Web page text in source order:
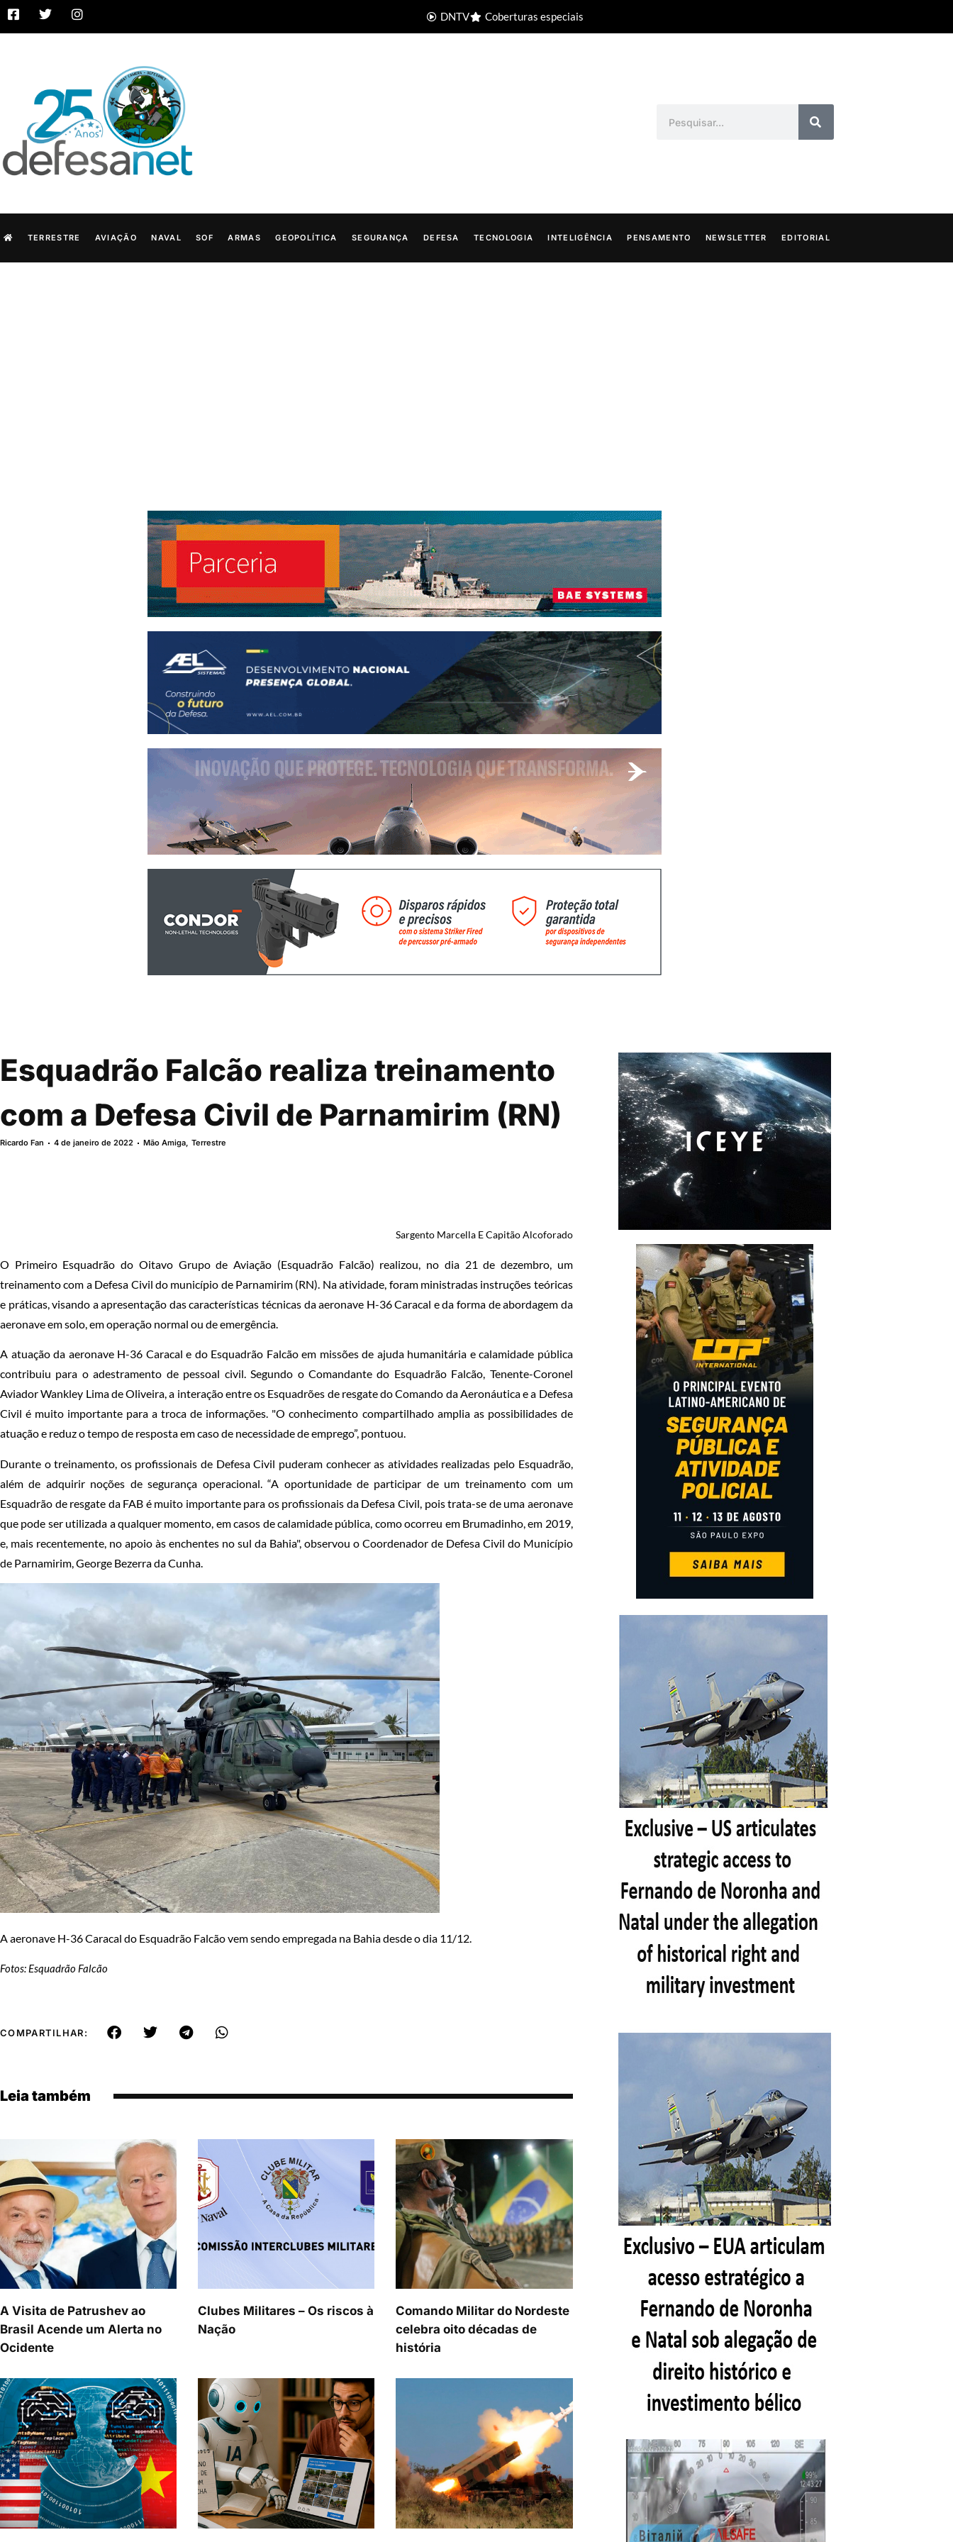
DNTV Coberturas especiais
TERRESTRE AVIAÇÃO NAVAL SOF ARMAS GEOPOLÍTICA SEGURANÇA DEFESA TECNOLOGIA INTELIGÊNCIA PENSAMENTO NEWSLETTER EDITORIAL
Esquadrão Falcão realiza treinamento
com a Defesa Civil de Parnamirim (RN)
Ricardo Fan 4 de janeiro de 2022 Mão Amiga,Terrestre
Sargento Marcella E Capitão Alcoforado
O Primeiro Esquadrão do Oitavo Grupo de Aviação (Esquadrão Falcão) realizou, no dia 21 de dezembro, um
treinamento com a Defesa Civil do município de Parnamirim (RN). Na atividade, foram ministradas instruções teóricas
e práticas, visando a apresentação das características técnicas da aeronave H-36 Caracal e da forma de abordagem da
aeronave em solo, em operação normal ou de emergência.
A atuação da aeronave H-36 Caracal e do Esquadrão Falcão em missões de ajuda humanitária e calamidade pública
contribuiu para o adestramento de pessoal civil. Segundo o Comandante do Esquadrão Falcão, Tenente-Coronel
Aviador Wankley Lima de Oliveira, a interação entre os Esquadrões de resgate do Comando da Aeronáutica e a Defesa
Civil é muito importante para a troca de informações. "O conhecimento compartilhado amplia as possibilidades de
atuação e reduz o tempo de resposta em caso de necessidade de emprego”, pontuou.
Durante o treinamento, os profissionais de Defesa Civil puderam conhecer as atividades realizadas pelo Esquadrão,
além de adquirir noções de segurança operacional. “A oportunidade de participar de um treinamento com um
Esquadrão de resgate da FAB é muito importante para os profissionais da Defesa Civil, pois trata-se de uma aeronave
que pode ser utilizada a qualquer momento, em casos de calamidade pública, como ocorreu em Brumadinho, em 2019,
e, mais recentemente, no apoio às enchentes no sul da Bahia", observou o Coordenador de Defesa Civil do Município
de Parnamirim, George Bezerra da Cunha.
A aeronave H-36 Caracal do Esquadrão Falcão vem sendo empregada na Bahia desde o dia 11/12.
Fotos: Esquadrão Falcão
COMPARTILHAR:
Leia também
A Visita de Patrushev ao
Brasil Acende um Alerta no
Ocidente
Clubes Militares – Os riscos à
Nação
Comando Militar do Nordeste
celebra oito décadas de
história